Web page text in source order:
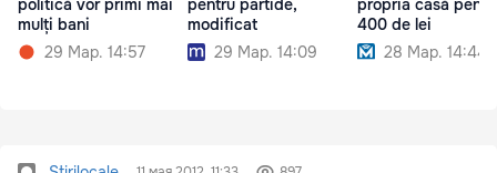
mulți bani
29 Мар. 14:57
modificat
29 Мар. 14:09
400 de lei
28 Мар. 14:44